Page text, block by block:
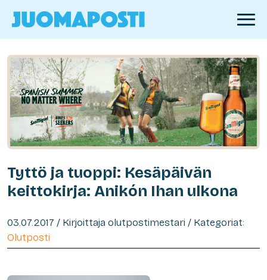
Tyttö ja tuoppi: Kesäpäivän
keittokirja: Anikón Ihan ulkona
03.07.2017 / Kirjoittaja olutpostimestari / Kategoriat:
Olutposti